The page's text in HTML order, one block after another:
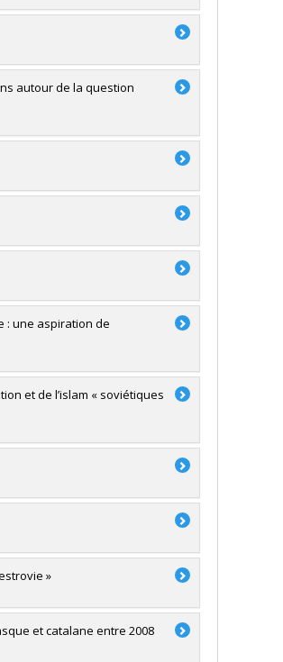
autour de la question
: une aspiration de
et de l’islam « soviétiques
»
et catalane entre 2008